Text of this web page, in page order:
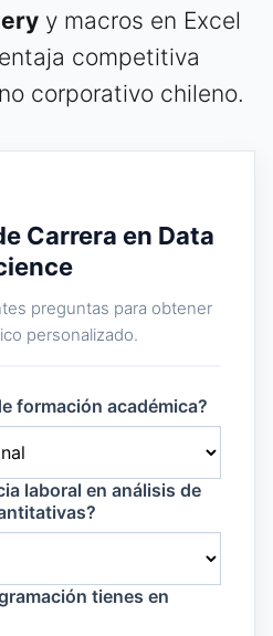
y macros en Excel
competitiva
corporativo chileno.
Carrera en Data
preguntas para obtener
personalizado.
formación académica?
laboral en análisis de
tienes en